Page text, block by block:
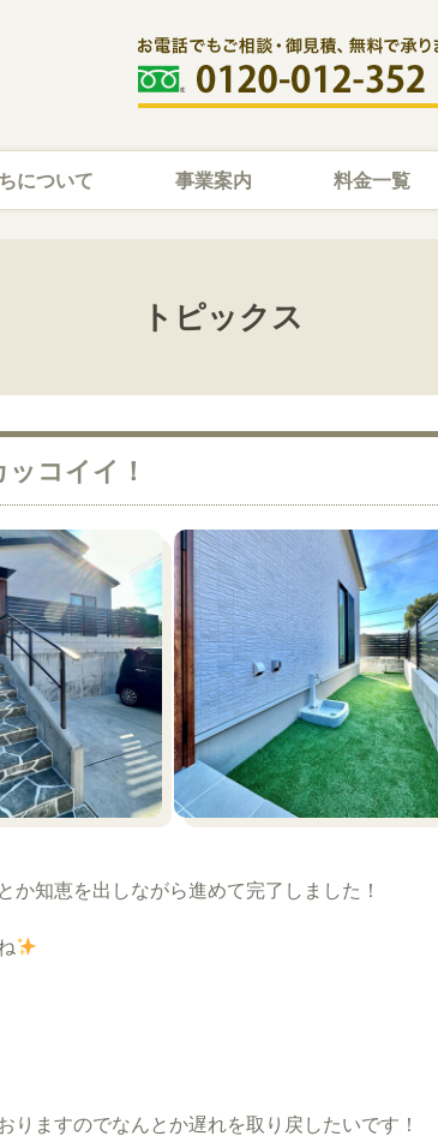
について 事業案内 料金一覧
トピックス
コイイ！
知恵を出しながら進めて完了しました！
ますのでなんとか遅れを取り戻したいです！